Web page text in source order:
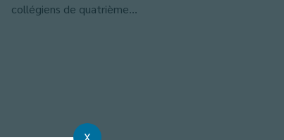
X
collégiens de quatrième...